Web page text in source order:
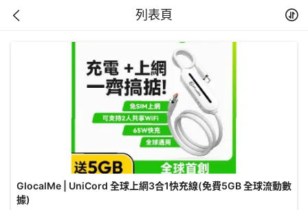
列表頁
GlocalMe | UniCord 全球上網3合1快充線(免費5GB 全球流動數
據)